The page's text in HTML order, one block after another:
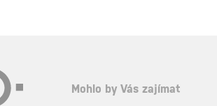
Mohlo by Vás zajímat